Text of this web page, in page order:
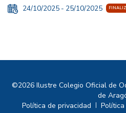
24/10/2025 - 25/10/2025
©2026 Ilustre Colegio Oficial de
de
Política de privacidad
|